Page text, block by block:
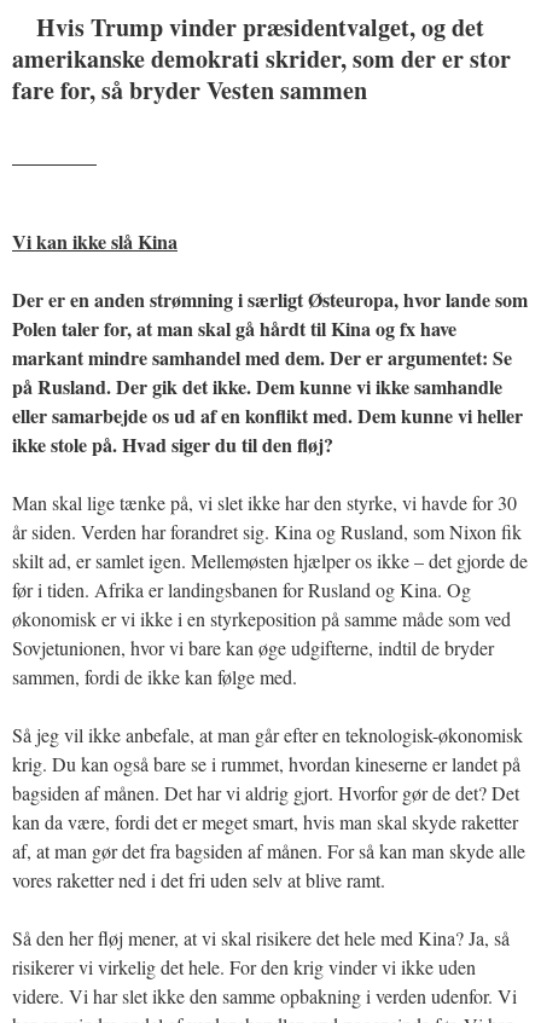
Hvis Trump vinder præsidentvalget, og det
amerikanske demokrati skrider, som der er stor
fare for, så bryder Vesten sammen
Vi kan ikke slå Kina
Der er en anden strømning i særligt Østeuropa, hvor lande som
Polen taler for, at man skal gå hårdt til Kina og fx have
markant mindre samhandel med dem. Der er argumentet: Se
på Rusland. Der gik det ikke. Dem kunne vi ikke samhandle
eller samarbejde os ud af en konflikt med. Dem kunne vi heller
ikke stole på. Hvad siger du til den fløj?
Man skal lige tænke på, vi slet ikke har den styrke, vi havde for 30
år siden. Verden har forandret sig. Kina og Rusland, som Nixon fik
skilt ad, er samlet igen. Mellemøsten hjælper os ikke – det gjorde de
før i tiden. Afrika er landingsbanen for Rusland og Kina. Og
økonomisk er vi ikke i en styrkeposition på samme måde som ved
Sovjetunionen, hvor vi bare kan øge udgifterne, indtil de bryder
sammen, fordi de ikke kan følge med.
Så jeg vil ikke anbefale, at man går efter en teknologisk-økonomisk
krig. Du kan også bare se i rummet, hvordan kineserne er landet på
bagsiden af månen. Det har vi aldrig gjort. Hvorfor gør de det? Det
kan da være, fordi det er meget smart, hvis man skal skyde raketter
af, at man gør det fra bagsiden af månen. For så kan man skyde alle
vores raketter ned i det fri uden selv at blive ramt.
Så den her fløj mener, at vi skal risikere det hele med Kina? Ja, så
risikerer vi virkelig det hele. For den krig vinder vi ikke uden
videre. Vi har slet ikke den samme opbakning i verden udenfor. Vi